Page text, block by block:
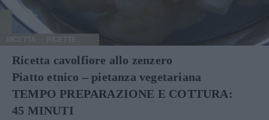
RICETTA
Ricetta cavolfiore allo zenzero
Piatto etnico – pietanza vegetariana
TEMPO PREPARAZIONE E COTTURA:
45 MINUTI